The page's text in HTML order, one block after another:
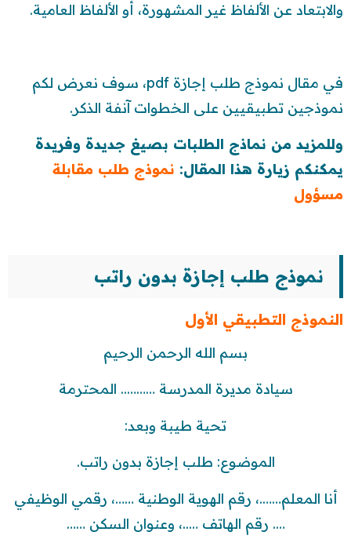
والابتعاد عن الألفاظ غير المشهورة، أو الألفاظ العامية.
في مقال نموذج طلب إجازة pdf، سوف نعرض لكم
نموذجين تطبيقيين على الخطوات آنفة الذكر.
وللمزيد من نماذج الطلبات بصيغ جديدة وفريدة
يمكنكم زيارة هذا المقال: نموذج طلب مقابلة
مسؤول
نموذج طلب إجازة بدون راتب
النموذج التطبيقي الأول
بسم الله الرحمن الرحيم
سيادة مديرة المدرسة ……….. المحترمة
تحية طيبة وبعد:
الموضوع: طلب إجازة بدون راتب.
أنا المعلم…….، رقم الهوية الوطنية ……، رقمي الوظيفي
…. رقم الهاتف …..، وعنوان السكن ……